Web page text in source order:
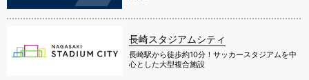
長崎スタジアムシティ
長崎駅から徒歩約10分！サッカースタジアムを中
心とした大型複合施設